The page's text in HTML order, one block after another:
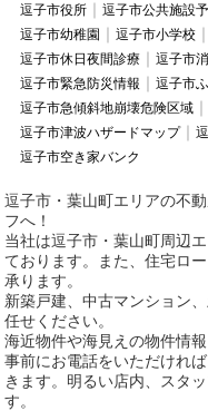
逗子市役所 逗子市公共施設
逗子市幼稚園
逗子市小学校
逗子市休日夜間診療
逗子市
逗子市緊急防災情報
逗子市
逗子市急傾斜地崩壊危険区域
逗子市津波ハザードマップ
逗子市空き家バンク
逗子市・葉山町エリアの不
フへ！
当社は逗子市・葉山町周辺
ております。また、住宅ロ
承ります。
新築戸建、中古マンション
任せください。
海近物件や海見えの物件情
事前にお電話をいただけれ
きます。明るい店内、スタ
す。